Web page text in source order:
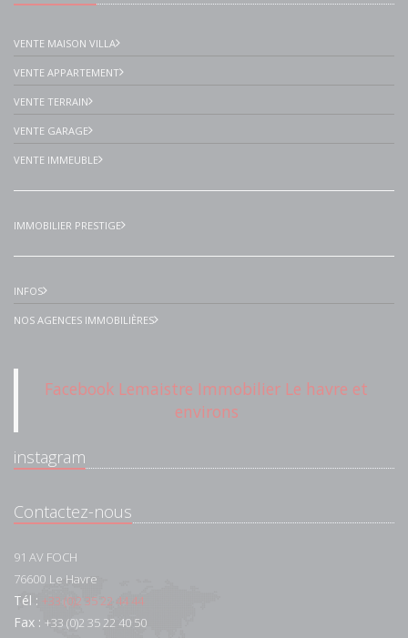
VENTE MAISON VILLA
VENTE APPARTEMENT
VENTE TERRAIN
VENTE GARAGE
VENTE IMMEUBLE
IMMOBILIER PRESTIGE
INFOS
NOS AGENCES IMMOBILIÈRES
Facebook Lemaistre Immobilier Le havre et
environs
instagram
Contactez-nous
91 AV FOCH
76600 Le Havre
Tél : +33 (0)2 35 22 44 44
Fax : +33 (0)2 35 22 40 50